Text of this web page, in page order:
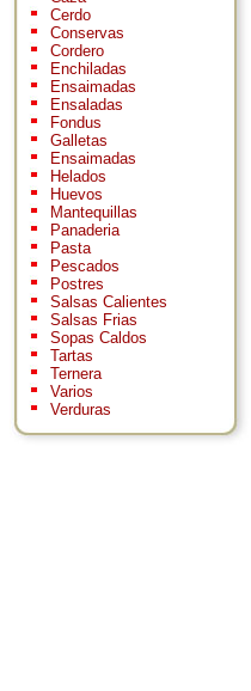
Cerdo
Conservas
Cordero
Enchiladas
Ensaimadas
Ensaladas
Fondus
Galletas
Ensaimadas
Helados
Huevos
Mantequillas
Panaderia
Pasta
Pescados
Postres
Salsas Calientes
Salsas Frias
Sopas Caldos
Tartas
Ternera
Varios
Verduras